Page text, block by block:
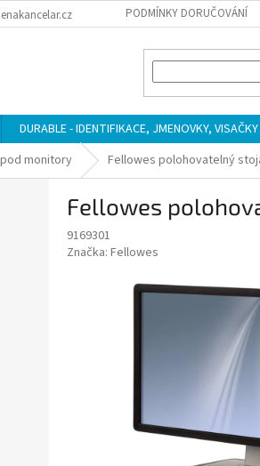
PODMÍNKY DORUČOVÁNÍ
DURABLE - IDENTIFIKACE, JMENOVKY, VISAČKY
monitory Fellowes polohovatelný
Fellowes
9169301
Značka: Fellowes